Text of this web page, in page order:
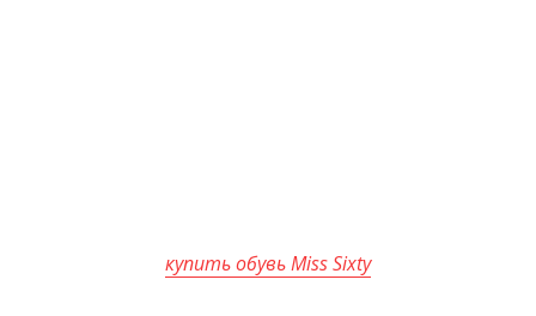
купить обувь Miss Sixty